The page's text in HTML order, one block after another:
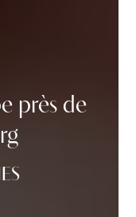
près de